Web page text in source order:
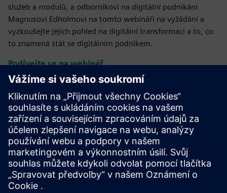
služeb a modulů, a odborníkovi na digitální podnikání
Magnusovi Edholmovi na tomto webináři na vyžádání a
vyzkoušejte jejich pohled na digitální transformaci a to, co
to znamená stát se digitálním podnikem.
Podívejte se na webinář
Případová studie: UINFOR
optimalizuje výrobu
UINFOR Software Co., Ltd. je poskytovatel digitálních
řešení působící v elektronickém a polovodičovém
průmyslu. Pomáhá zákazníkům plně realizovat komplexní
strategie digitalizace a optimalizovat výrobní operace.
Dozvědět se více